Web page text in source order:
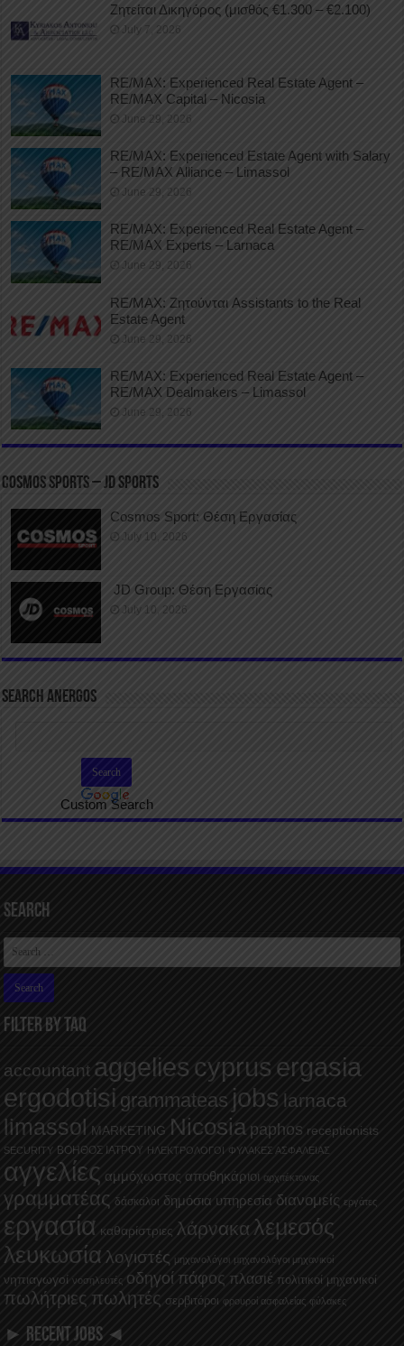
Ζητείται Δικηγόρος (μισθός €1.300 – €2.100)
July 7, 2026
RE/MAX: Experienced Real Estate Agent –
RE/MAX Capital – Nicosia
June 29, 2026
RE/MAX: Experienced Estate Agent with Salary
– RE/MAX Alliance – Limassol
June 29, 2026
RE/MAX: Experienced Real Estate Agent –
RE/MAX Experts – Larnaca
June 29, 2026
RE/MAX: Ζητούνται Assistants to the Real
Estate Agent
June 29, 2026
RE/MAX: Experienced Real Estate Agent –
RE/MAX Dealmakers – Limassol
June 29, 2026
COSMOS SPORTS – JD SPORTS
Cosmos Sport: Θέση Εργασίας
July 10, 2026
JD Group: Θέση Εργασίας
July 10, 2026
SEARCH ANERGOS
Custom Search
Search
FILTER BY TAQ
accountant aggelies cyprus ergasia
ergodotisi grammateas jobs larnaca
limassol MARKETING Nicosia paphos receptionists
SECURITY ΒΟΗΘΟΣ ΙΑΤΡΟΥ ΗΛΕΚΤΡΟΛΟΓΟΙ ΦΥΛΑΚΕΣ ΑΣΦΑΛΕΙΑΣ
αγγελίες αμμόχωστος αποθηκάριοι αρχιτέκτονας
γραμματέας δάσκαλοι δημόσια υπηρεσία διανομείς εργάτες
εργασία καθαρίστριες λάρνακα λεμεσός
λευκωσία λογιστές μηχανολόγοι μηχανολόγοι μηχανικοί
νηπιαγωγοί νοσηλευτές οδηγοί πάφος πλασιέ πολιτικοί μηχανικοί
πωλήτριες πωλητές σερβιτόροι φρουροί ασφαλείας φύλακες
► RECENT JOBS ◄